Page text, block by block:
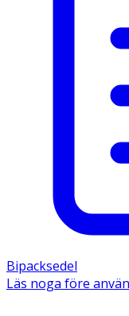
Bipacksedel
Läs noga före